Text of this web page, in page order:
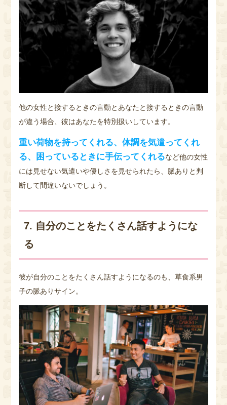
他の女性と接するときの言動とあなたと接するときの言動
が違う場合、彼はあなたを特別扱いしています。
重い荷物を持ってくれる、体調を気遣ってくれ
る、困っているときに手伝ってくれるなど他の女性
には見せない気遣いや優しさを見せられたら、脈ありと判
断して間違いないでしょう。
7. 自分のことをたくさん話すようにな
る
彼が自分のことをたくさん話すようになるのも、草食系男
子の脈ありサイン。